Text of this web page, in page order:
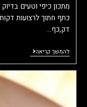
דק,כף…
להמשך קריאה